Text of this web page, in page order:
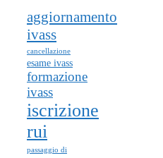
aggiornamento
ivass
cancellazione
esame ivass
formazione
ivass
iscrizione
rui
passaggio di